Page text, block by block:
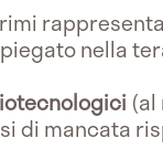
nella
di mancata